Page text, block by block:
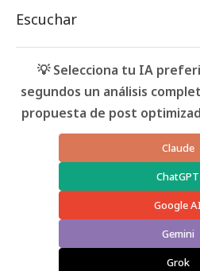
Escuchar
💡 Selecciona tu IA
segundos un análisis
propuesta de post
Claude
ChatGPT
Google
Gemini
Grok